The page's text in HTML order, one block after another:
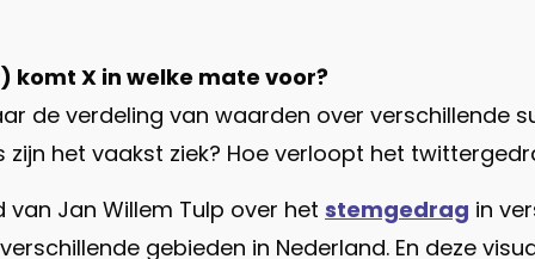
komt X in welke mate voor?
de verdeling van waarden over verschillende
zijn het vaakst ziek? Hoe verloopt het
van Jan Willem Tulp over het stemgedrag in
gebieden in Nederland. En deze